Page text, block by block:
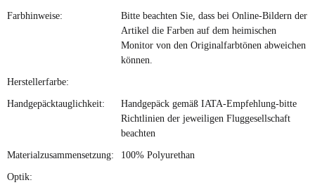
Farbhinweise:
Bitte beachten Sie, dass bei Online-Bildern der
Artikel die Farben auf dem heimischen
Monitor von den Originalfarbtönen abweichen
können.
Herstellerfarbe:
Handgepäcktauglichkeit:
Handgepäck gemäß IATA-Empfehlung-bitte
Richtlinien der jeweiligen Fluggesellschaft
beachten
Materialzusammensetzung: 100% Polyurethan
Optik: